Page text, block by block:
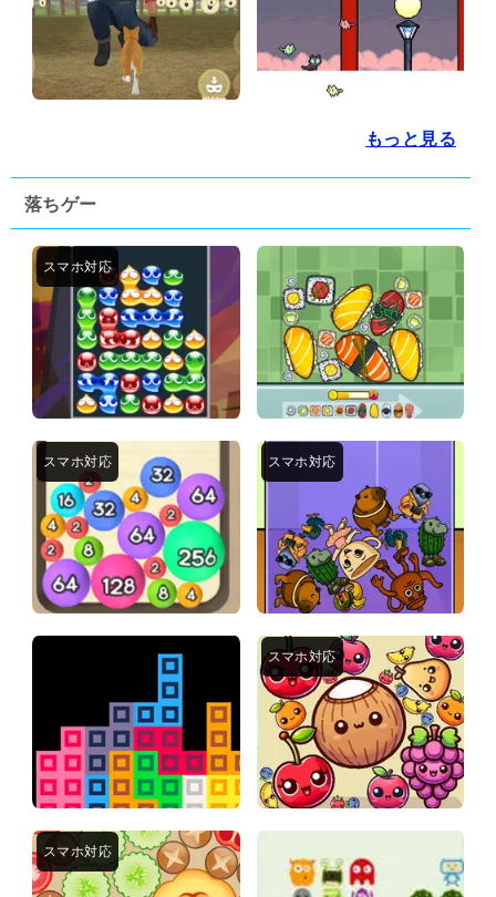
もっと見る
落ちゲー